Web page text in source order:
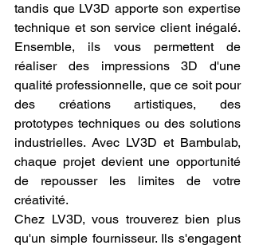
tandis que LV3D apporte son expertise
technique et son service client inégalé.
Ensemble, ils vous permettent de
réaliser des impressions 3D d'une
qualité professionnelle, que ce soit pour
des créations artistiques, des
prototypes techniques ou des solutions
industrielles. Avec LV3D et Bambulab,
chaque projet devient une opportunité
de repousser les limites de votre
créativité.
Chez LV3D, vous trouverez bien plus
qu'un simple fournisseur. Ils s'engagent